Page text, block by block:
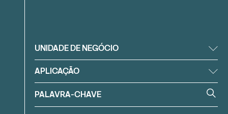
Filtrar
UNIDADE DE NEGÓCIO
APLICAÇÃO